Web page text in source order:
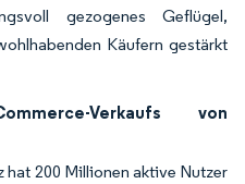
gezogenes Geflügel,
Käufern gestärkt
Verkaufs von
200 Millionen aktive Nutzer